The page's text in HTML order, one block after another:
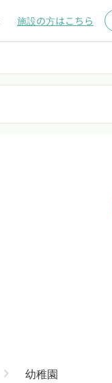
施設の方はこちら
chevron_right 幼稚園